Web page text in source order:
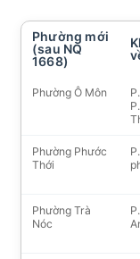
Phường mới
(sau NQ
1668)
Phường Ô Môn
Phường Phước
Thới
Phường Trà
Nóc